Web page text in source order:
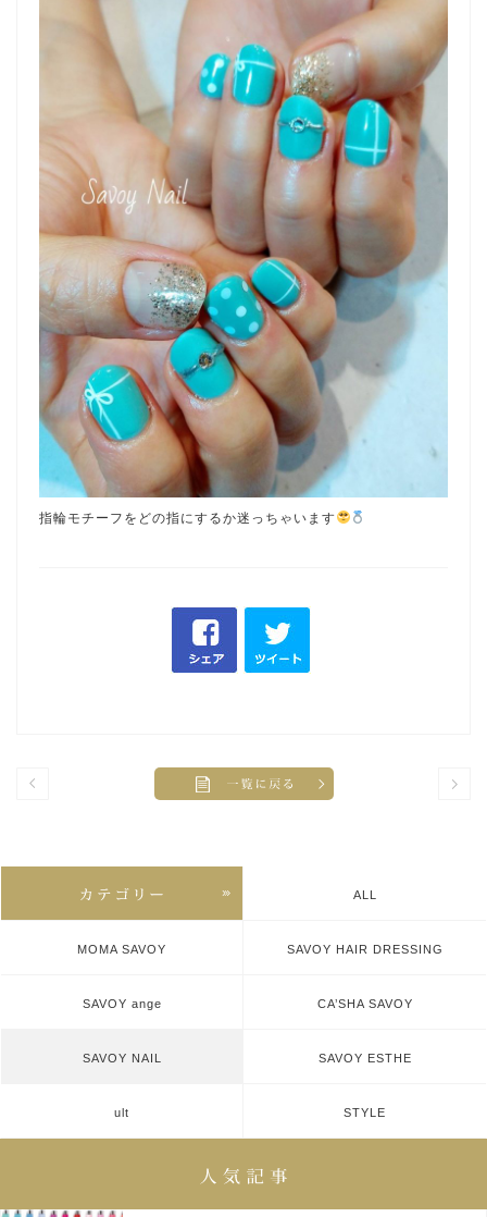
指輪モチーフをどの指にするか迷っちゃいます
ALL
MOMA SAVOY SAVOY HAIR DRESSING
SAVOY ange CA’SHA SAVOY
SAVOY NAIL SAVOY ESTHE
ult STYLE